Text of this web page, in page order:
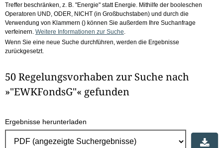
Treffer beschränken, z. B. "Energie" statt Energie. Mithilfe der booleschen
Operatoren UND, ODER, NICHT (in Großbuchstaben) und durch die
Verwendung von Klammern () können Sie außerdem Ihre Suchanfrage
verfeinern. Weitere Informationen zur Suche
Wenn Sie eine neue Suche durchführen, werden die Ergebnisse
zurückgesetzt.
50 Regelungsvorhaben zur Suche nach
»"EWKFondsG"« gefunden
Ergebnisse herunterladen